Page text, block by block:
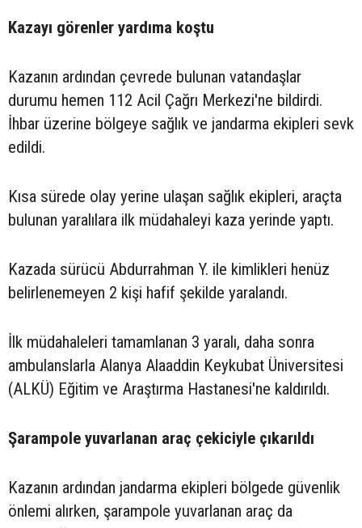
Kazayı görenler yardıma koştu
Kazanın ardından çevrede bulunan vatandaşlar
durumu hemen 112 Acil Çağrı Merkezi'ne bildirdi.
İhbar üzerine bölgeye sağlık ve jandarma ekipleri sevk
edildi.
Kısa sürede olay yerine ulaşan sağlık ekipleri, araçta
bulunan yaralılara ilk müdahaleyi kaza yerinde yaptı.
Kazada sürücü Abdurrahman Y. ile kimlikleri henüz
belirlenemeyen 2 kişi hafif şekilde yaralandı.
İlk müdahaleleri tamamlanan 3 yaralı, daha sonra
ambulanslarla Alanya Alaaddin Keykubat Üniversitesi
(ALKÜ) Eğitim ve Araştırma Hastanesi'ne kaldırıldı.
Şarampole yuvarlanan araç çekiciyle çıkarıldı
Kazanın ardından jandarma ekipleri bölgede güvenlik
önlemi alırken, şarampole yuvarlanan araç da